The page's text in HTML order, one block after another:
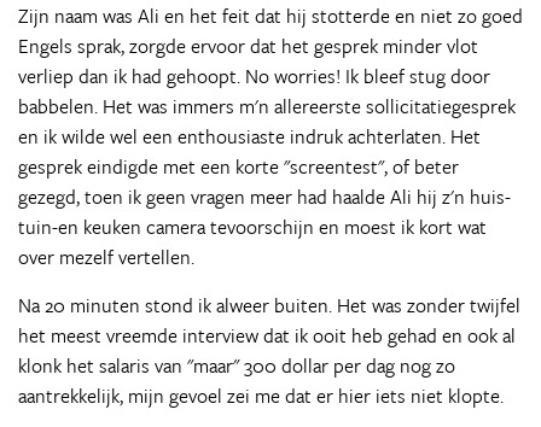
Zijn naam was Ali en het feit dat hij stotterde en niet zo goed
Engels sprak, zorgde ervoor dat het gesprek minder vlot
verliep dan ik had gehoopt. No worries! Ik bleef stug door
babbelen. Het was immers m'n allereerste sollicitatiegesprek
en ik wilde wel een enthousiaste indruk achterlaten. Het
gesprek eindigde met een korte "screentest", of beter
gezegd, toen ik geen vragen meer had haalde Ali hij z'n huis-
tuin-en keuken camera tevoorschijn en moest ik kort wat
over mezelf vertellen.
Na 20 minuten stond ik alweer buiten. Het was zonder twijfel
het meest vreemde interview dat ik ooit heb gehad en ook al
klonk het salaris van "maar" 300 dollar per dag nog zo
aantrekkelijk, mijn gevoel zei me dat er hier iets niet klopte.